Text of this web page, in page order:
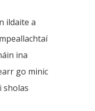
ildaite a
ina
go minic
sholas